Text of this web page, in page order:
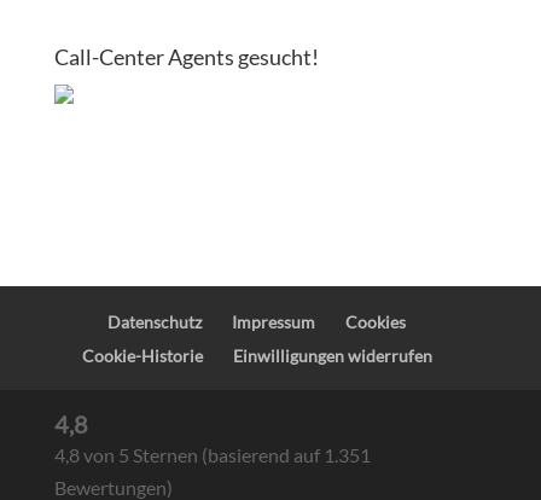
Call-Center Agents gesucht!
Datenschutz Impressum
Cookies
Cookie-Historie
Einwilligungen widerrufen
4,8
4,8 von 5 Sternen (basierend auf 1.351
Bewertungen)